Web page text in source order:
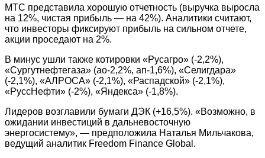
МТС представила хорошую отчетность (выручка выросла
на 12%, чистая прибыль — на 42%). Аналитики считают,
что инвесторы фиксируют прибыль на сильном отчете,
акции проседают на 2%.
В минус ушли также котировки «Русагро» (-2,2%),
«Сургутнефтегаза» (ао-2,2%, ап-1,6%), «Селигдара»
(-2,1%), «АЛРОСА» (-2,1%), «Распадской» (-2,1%),
«РуссНефти» (-2%), «Яндекса» (-1,8%).
Лидеров возглавили бумаги ДЭК (+16,5%). «Возможно, в
ожидании инвестиций в дальневосточную
энергосистему», — предположила Наталья Мильчакова,
ведущий аналитик Freedom Finance Global.